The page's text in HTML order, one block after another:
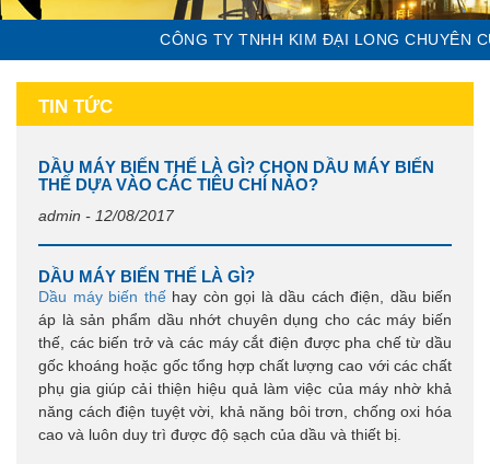
CÔNG TY TNHH KIM ĐẠI LONG CHUYÊN
TIN TỨC
DẦU MÁY BIẾN THẾ LÀ GÌ? CHỌN DẦU MÁY BIẾN
THẾ DỰA VÀO CÁC TIÊU CHÍ NÀO?
admin - 12/08/2017
DẦU MÁY BIẾN THẾ LÀ GÌ?
Dầu máy biến thếhay còn gọi là dầu cách điện, dầu biến
áp là sản phẩm dầu nhớt chuyên dụng cho các máy biến
thế, các biến trở và các máy cắt điện được pha chế từ dầu
gốc khoáng hoặc gốc tổng hợp chất lượng cao với các chất
phụ gia giúp cải thiện hiệu quả làm việc của máy nhờ khả
năng cách điện tuyệt vời, khả năng bôi trơn, chống oxi hóa
cao và luôn duy trì được độ sạch của dầu và thiết bị.